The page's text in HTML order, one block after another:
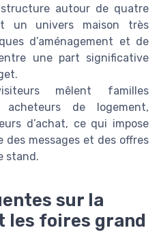
autour de quatre
un univers maison très
d’aménagement et de
une part significative
mêlent familles
acheteurs de logement,
d’achat, ce qui impose
des messages et des offres
stand.
sur la
les foires grand